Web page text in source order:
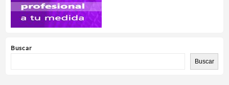
Buscar
Buscar